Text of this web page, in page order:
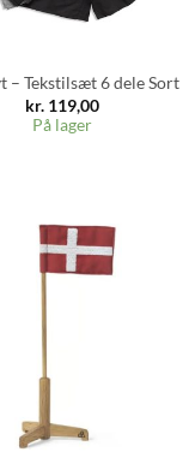
– Tekstilsæt 6 dele Sort
kr. 119,00
På lager